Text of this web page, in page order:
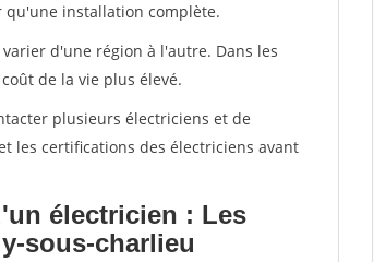
installation complète.
d'une région à l'autre. Dans les
de la vie plus élevé.
plusieurs électriciens et de
les certifications des électriciens avant
électricien : Les
sous-charlieu